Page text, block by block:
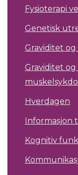
Fysioterapi
Genetisk
Graviditet og
Graviditet og
Hverdagen
Informasjon
Kognitiv